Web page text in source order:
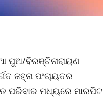
ପୁଅ/ବିରଞ୍ଚିନାରାୟଣ
ଜହ୍ନା ପଂଚାୟତର
ପରିବାର ମଧ୍ୟରେ ମାରପିଟ